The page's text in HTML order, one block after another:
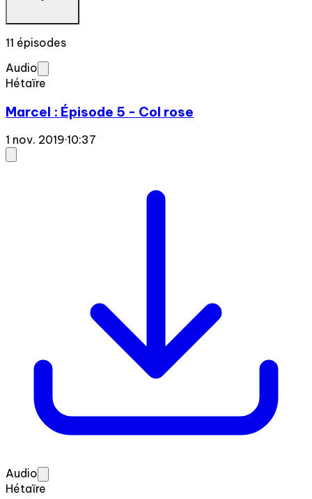
11 épisodes
Audio
Hétaïre
Marcel : Épisode 5 - Col rose
1 nov. 2019·10:37
Audio
Hétaïre